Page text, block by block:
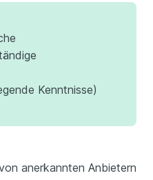
Kenntnisse)
anerkannten Anbietern